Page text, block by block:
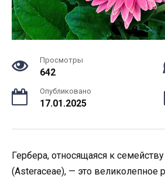
Просмотры
642
Опубликовано
17.01.2025
Гербера, относящаяся к
(Asteraceae), — это великолепное